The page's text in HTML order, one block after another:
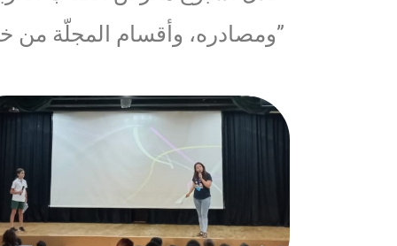
ومصادره، وأقسام المجلّة من خلال ألعاب وحزازير حضّرتها السّيدة لينا مبارك من مجلّة “كلّ يوم”